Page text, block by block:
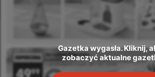
Gazetka wygasła. Kliknij,
zobaczyć aktualne